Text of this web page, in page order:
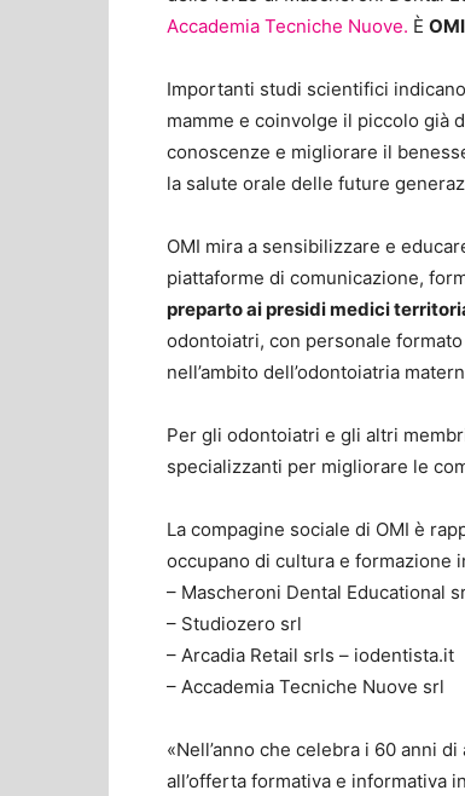
Accademia Tecniche Nuove. È
Importanti studi scientifici
mamme e coinvolge il piccolo già
conoscenze e migliorare il
la salute orale delle future
OMI mira a sensibilizzare e
piattaforme di comunicazione,
preparto ai presidi medici
odontoiatri, con personale
nell’ambito dell’odontoiatria
Per gli odontoiatri e gli altri
specializzanti per migliorare le
La compagine sociale di OMI è
occupano di cultura e formazione
– Mascheroni Dental Educational
– Studiozero srl
– Arcadia Retail srls – iodentista.it
– Accademia Tecniche Nuove srl
«Nell’anno che celebra i 60 anni
all’offerta formativa e informativa